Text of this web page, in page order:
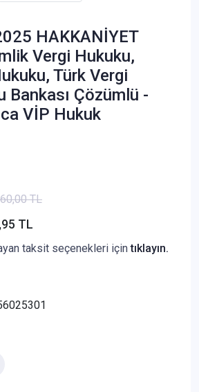
HAKKANİYET
Vergi Hukuku,
Türk Vergi
Bankası Çözümlü -
VİP Hukuk
TL
TL
taksit seçenekleri içintıklayın.